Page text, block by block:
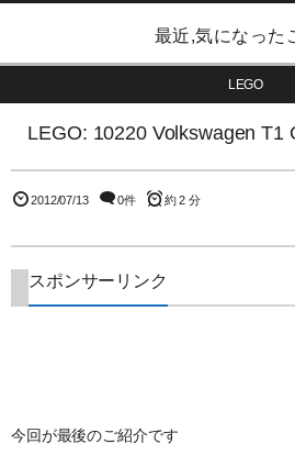
最近,気になった
LEGO
LEGO: 10220 Volkswagen T1
2012/07/13 0件 約 2 分
スポンサーリンク
今回が最後のご紹介です